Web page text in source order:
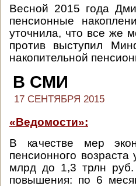
Весной 2015 года
пенсионные
уточнила, что все же
против выступил
накопительной
В СМИ
17 СЕНТЯБРЯ 2015
«Ведомости»:
В качестве мер
пенсионного
млрд до 1,3 трлн руб.
повышения: по 6